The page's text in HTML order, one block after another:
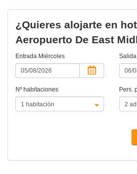
¿Quieres alojarte en
Aeropuerto De East
Entrada Miércoles Salida
Nº habitaciones Pers.